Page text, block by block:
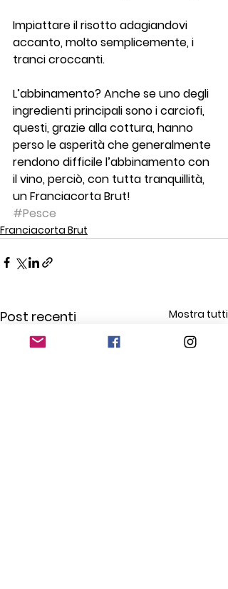
Impiattare il risotto adagiandovi
accanto, molto semplicemente, i
tranci croccanti.
L’abbinamento? Anche se uno degli
ingredienti principali sono i carciofi,
questi, grazie alla cottura, hanno
perso le asperità che generalmente
rendono difficile l’abbinamento con
il vino, perciò, con tutta tranquillità,
un Franciacorta Brut!
#Pesce
Franciacorta Brut
Post recenti Mostra tutti